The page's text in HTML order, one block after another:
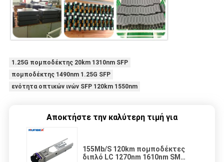
1.25G πομποδέκτης 20km 1310nm SFP
πομποδέκτης 1490nm 1.25G SFP
ενότητα οπτικών ινών SFP 120km 1550nm
Αποκτήστε την καλύτερη τιμή για
155Mb/S 120km πομποδέκτες
διπλό LC 1270nm 1610nm SM